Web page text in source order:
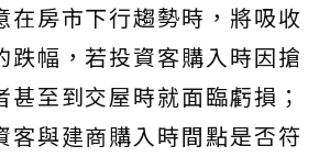
在房市下行趨勢時，將吸收
跌幅，若投資客購入時因搶
至到交屋時就面臨虧損；
客與建商購入時間點是否符